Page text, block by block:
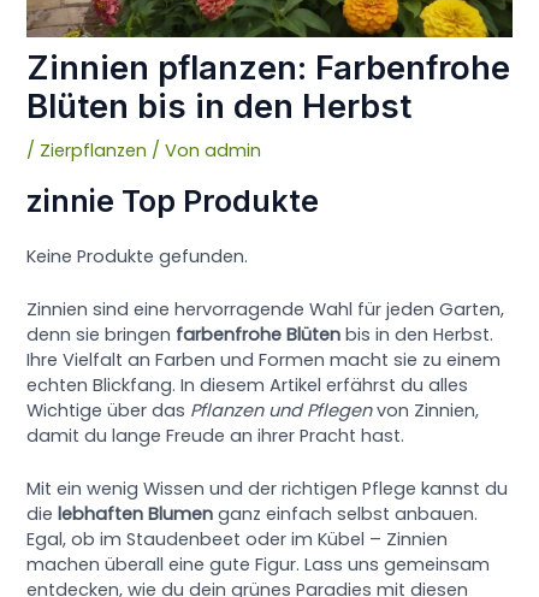
Zinnien pflanzen: Farbenfrohe
Blüten bis in den Herbst
/ Zierpflanzen / Vonadmin
zinnie Top Produkte
Keine Produkte gefunden.
Zinnien sind eine hervorragende Wahl für jeden Garten,
denn sie bringen farbenfrohe Blüten bis in den Herbst.
Ihre Vielfalt an Farben und Formen macht sie zu einem
echten Blickfang. In diesem Artikel erfährst du alles
Wichtige über das Pflanzen und Pflegenvon Zinnien,
damit du lange Freude an ihrer Pracht hast.
Mit ein wenig Wissen und der richtigen Pflege kannst du
dielebhaften Blumen ganz einfach selbst anbauen.
Egal, ob im Staudenbeet oder im Kübel – Zinnien
machen überall eine gute Figur. Lass uns gemeinsam
entdecken, wie du dein grünes Paradies mit diesen